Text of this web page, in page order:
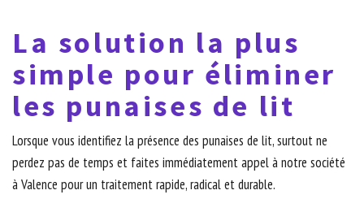
La solution la plus
simple pour éliminer
les punaises de lit
Lorsque vous identifiez la présence des punaises de lit, surtout ne
perdez pas de temps et faites immédiatement appel à notre société
à Valence pour un traitement rapide, radical et durable.